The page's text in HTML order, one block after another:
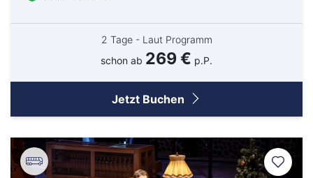
2 Tage - Laut Programm
schon ab 269 € p.P.
Jetzt Buchen